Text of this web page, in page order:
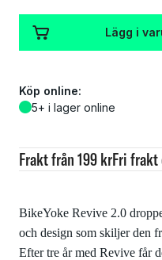
BikeYoke Revive 2.0
och design som skiljer den
Efter tre år med Revive får
Frakt från 199 krFri frakt
Lägg i
Köp online:
5+ i lager online